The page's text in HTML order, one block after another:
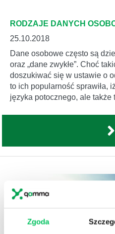
Zgoda
RODZAJE DANYCH
25.10.2018
Dane osobowe często są
oraz „dane zwykłe”. Choć
doszukiwać się w ustawie o
to ich popularność sprawiła,
języka potocznego, ale także